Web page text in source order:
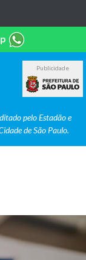
Publicidade
pelo Estadão e
de São Paulo.